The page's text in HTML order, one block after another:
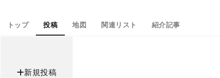
トップ 投稿 地図 関連リスト 紹介記事
新規投稿